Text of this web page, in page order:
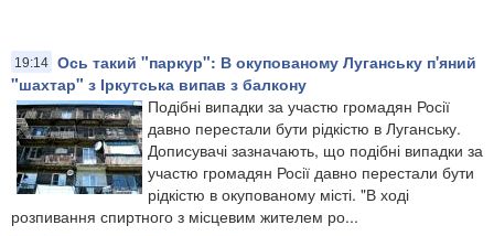
19:14 Ось такий "паркур": В окупованому Луганську п'яний
"шахтар" з Іркутська випав з балкону
Подібні випадки за участю громадян Росії
давно перестали бути рідкістю в Луганську.
Дописувачі зазначають, що подібні випадки за
участю громадян Росії давно перестали бути
рідкістю в окупованому місті. "В ході
розпивання спиртного з місцевим жителем ро...